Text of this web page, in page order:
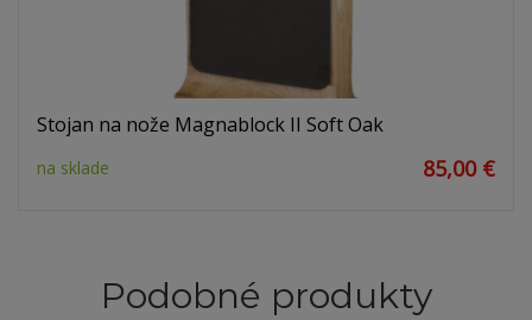
Stojan na nože Magnablock II Soft Oak
na sklade 85,00 €
Podobné produkty